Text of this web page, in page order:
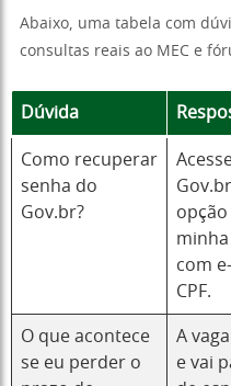
Abaixo, uma tabela com
consultas reais ao MEC e
Dúvida
Como recuperar
senha do
Gov.br?
opção
minha
com
CPF.
O que acontece
se eu perder o
A
e vai